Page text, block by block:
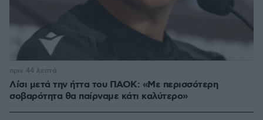
Λίσι μετά την ήττα του ΠΑΟΚ: «Με περισσότερη
σοβαρότητα θα παίρναμε κάτι καλύτερο»
πριν 44 λεπτά